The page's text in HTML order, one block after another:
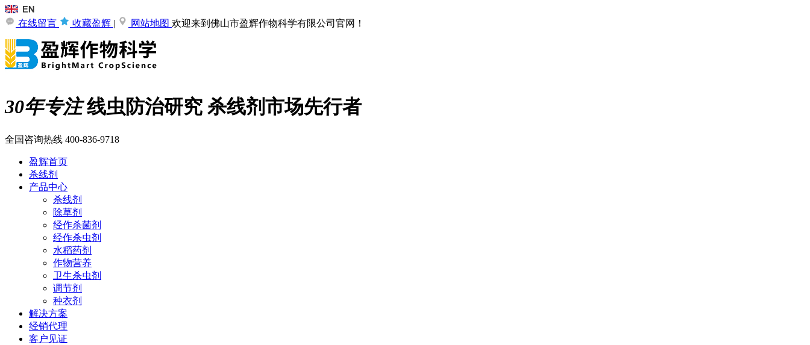
在线留言 收藏盈辉 | 网站地图 欢迎来到佛山市盈辉作物科学有限公司官网！
30年专注线虫防治研究 杀线剂市场先行者
全国咨询热线 400-836-9718
盈辉首页
杀线剂
产品中心
杀线剂
除草剂
经作杀菌剂
经作杀虫剂
水稻药剂
作物营养
卫生杀虫剂
调节剂
种衣剂
解决方案
经销代理
客户见证